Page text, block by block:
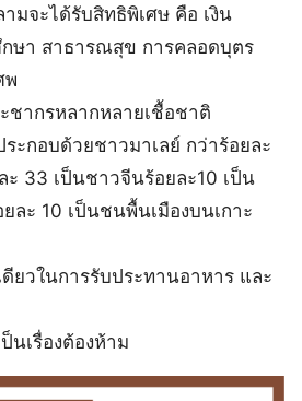
มจะได้รับสิทธิพิเศษ คือ เงิน
ษา สาธารณสุข การคลอดบุตร
พ
ชากรหลากหลายเชื้อชาติ
ะกอบด้วยชาวมาเลย์ กว่าร้อยละ
ะ 33 เป็นชาวจีนร้อยละ10 เป็น
ละ 10 เป็นชนพื้นเมืองบนเกาะ
ยวในการรับประทานอาหาร และ
นเรื่องต้องห้าม